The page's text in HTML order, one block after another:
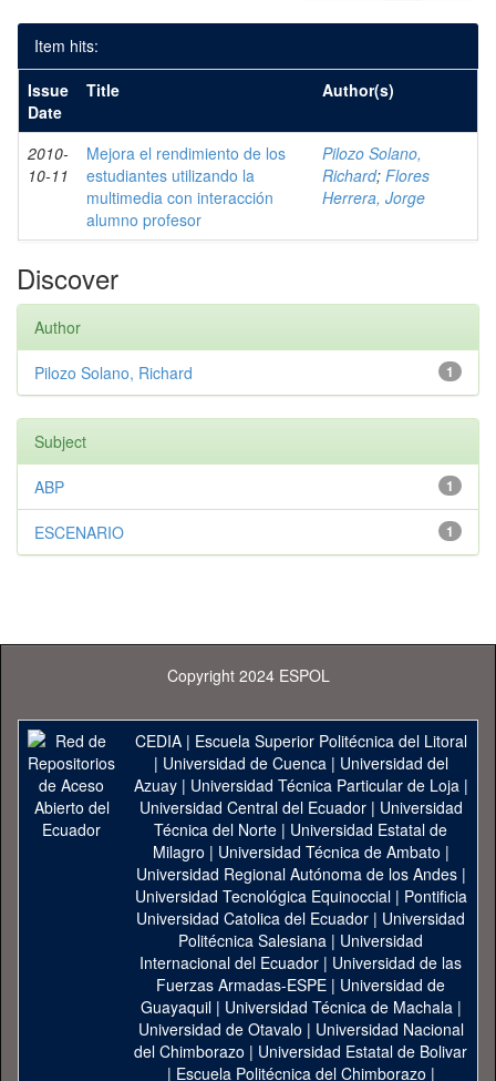
Item hits:
Issue
Date
Title Author(s)
2010-
10-11
Mejora el rendimiento de los
estudiantes utilizando la
multimedia con interacción
alumno profesor
Pilozo Solano,
Richard; Flores
Herrera, Jorge
Discover
Author
1
Pilozo Solano, Richard
Subject
1
ABP
1
ESCENARIO
Copyright 2024 ESPOL
CEDIA| Escuela Superior Politécnica del Litoral
| Universidad de Cuenca| Universidad del
Azuay| Universidad Técnica Particular de Loja|
Universidad Central del Ecuador| Universidad
Técnica del Norte | Universidad Estatal de
Milagro | Universidad Técnica de Ambato |
Universidad Regional Autónoma de los Andes|
Universidad Tecnológica Equinoccial| Pontificia
Universidad Catolica del Ecuador | Universidad
Politécnica Salesiana | Universidad
Internacional del Ecuador | Universidad de las
Fuerzas Armadas-ESPE | Universidad de
Guayaquil| Universidad Técnica de Machala|
Universidad de Otavalo | Universidad Nacional
del Chimborazo | Universidad Estatal de Bolivar
| Escuela Politécnica del Chimborazo |